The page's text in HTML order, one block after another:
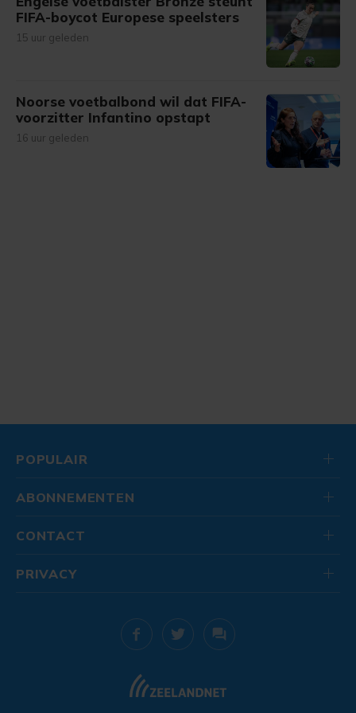
FIFA-boycot Europese speelsters
15 uur geleden
Noorse voetbalbond wil dat FIFA-
voorzitter Infantino opstapt
16 uur geleden
POPULAIR
ABONNEMENTEN
CONTACT
PRIVACY